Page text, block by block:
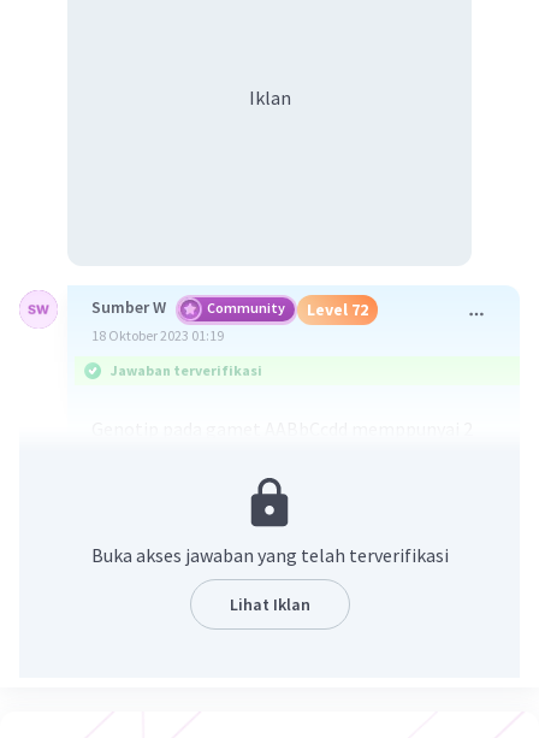
Iklan
Sumber W Community Level 72
18 Oktober 2023 01:19
Jawaban terverifikasi
Untuk mencari jumlah gamet dapat digunakan
rumus :
n
(n = jumlah sifat beda)
Jadi jumlah gamet yang terbentuk adalah
Buka akses jawaban yang telah terverifikasi
Lihat Iklan